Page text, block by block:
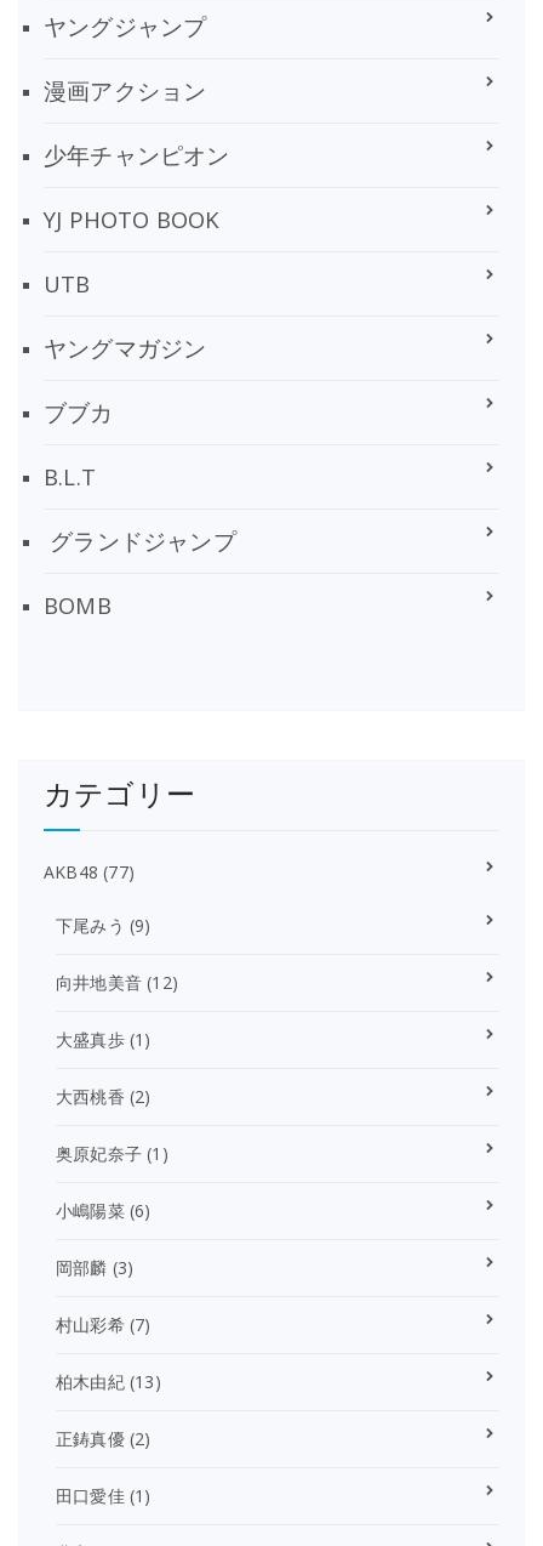
ヤングジャンプ
漫画アクション
少年チャンピオン
YJ PHOTO BOOK
UTB
ヤングマガジン
ブブカ
B.L.T
グランドジャンプ
BOMB
カテゴリー
AKB48 (77)
下尾みう (9)
向井地美音 (12)
大盛真歩(1)
大西桃香 (2)
奥原妃奈子 (1)
小嶋陽菜(6)
岡部麟 (3)
村山彩希(7)
柏木由紀(13)
正鋳真優(2)
田口愛佳(1)